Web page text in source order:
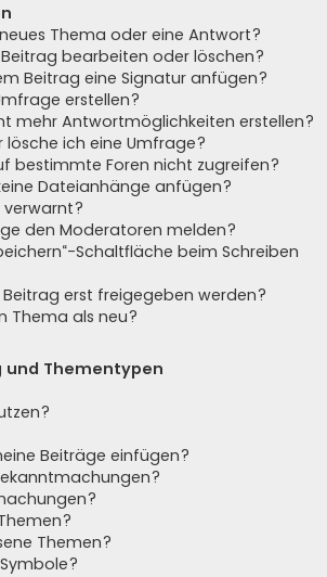
Thema oder eine Antwort?
bearbeiten oder löschen?
Beitrag eine Signatur anfügen?
erstellen?
mehr Antwortmöglichkeiten erstellen?
ich eine Umfrage?
bestimmte Foren nicht zugreifen?
Dateianhänge anfügen?
verwarnt?
den Moderatoren melden?
Schaltfläche beim Schreiben
erst freigegeben werden?
Thema als neu?
Thementypen
Beiträge einfügen?
Themen?